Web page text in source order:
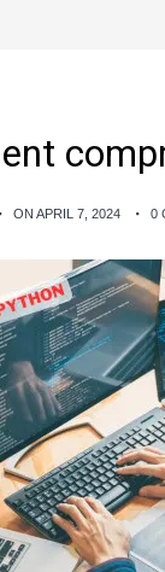
ON APRIL 7, 2024 0